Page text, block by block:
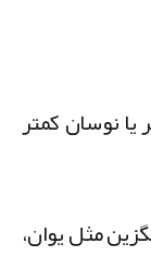
نوسان کمتر
مثل یوان،